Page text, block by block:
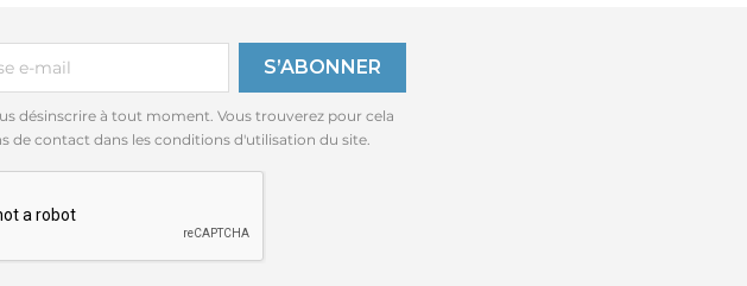
désinscrire à tout moment. Vous trouverez pour cela
de contact dans les conditions d'utilisation du site.